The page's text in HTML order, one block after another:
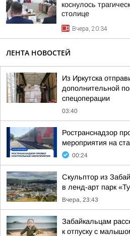
коснулось
столице
Вчера, 20:34
ЛЕНТА НОВОСТЕЙ
Из Иркутска
дополнительной
спецоперации
03:40
Ространснадзор
мероприятия на
00:24
Скульптор из
в ленд-арт парк
Вчера, 23:43
Забайкальцам
к отпуску с